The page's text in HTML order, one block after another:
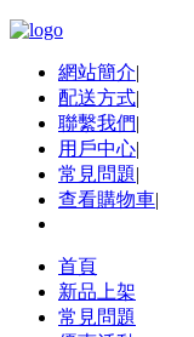
網站簡介|
配送方式|
聯繫我們|
用戶中心|
常見問題|
查看購物車|
首頁
新品上架
常見問題